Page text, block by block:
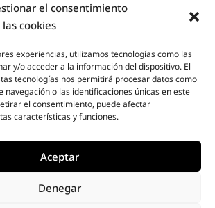
el consentimiento
las cookies
experiencias, utilizamos tecnologías como las
y/o acceder a la información del dispositivo. El
tecnologías nos permitirá procesar datos como
navegación o las identificaciones únicas en este
el consentimiento, puede afectar
características y funciones.
Aceptar
Denegar
– Plaza de Santa Ana, nº6, 4º, Madrid -
910 253 215 / 685 89 83 29
© la factoría del guíon.webdesign :
espacio azul